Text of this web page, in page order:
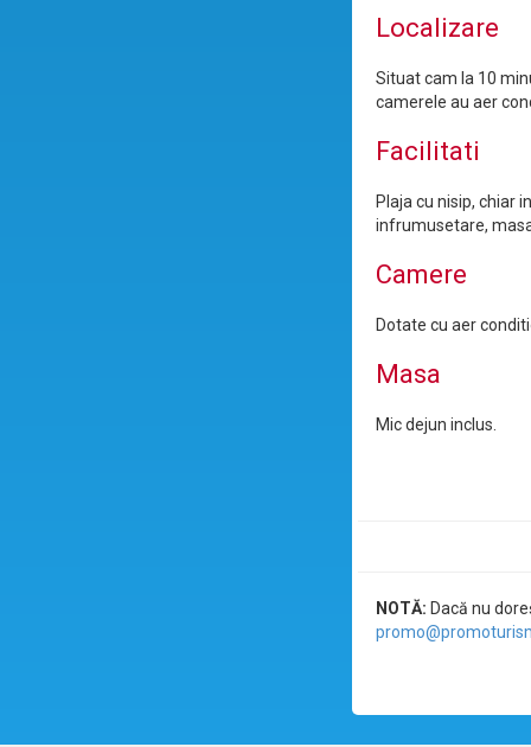
Localizare
Situat cam la 10
camerele au aer
Facilitati
Plaja cu nisip, chiar
infrumusetare,
Camere
Dotate cu aer
Masa
Mic dejun inclus.
NOTĂ: Dacă nu